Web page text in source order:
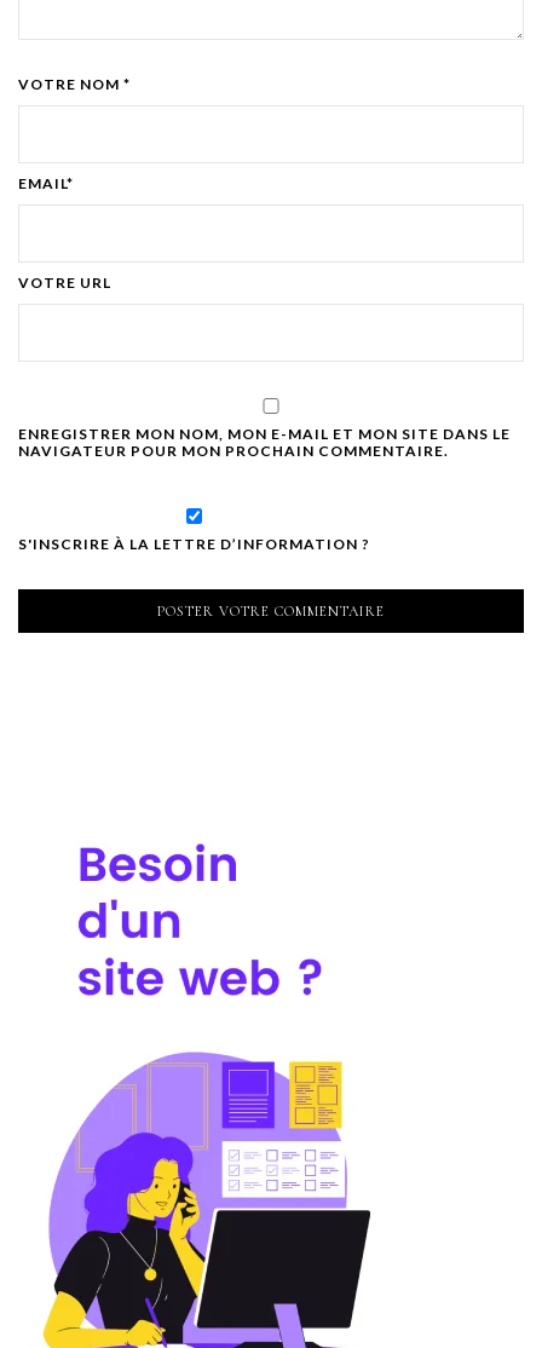
VOTRE NOM *
EMAIL*
VOTRE URL
ENREGISTRER MON NOM, MON E-MAIL ET MON SITE DANS LE
NAVIGATEUR POUR MON PROCHAIN COMMENTAIRE.
S'INSCRIRE À LA LETTRE D’INFORMATION ?